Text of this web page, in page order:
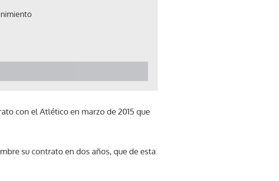
con el Atlético en marzo de 2015 que
su contrato en dos años, que de esta